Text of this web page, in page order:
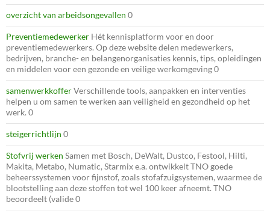
overzicht van arbeidsongevallen 0
Preventiemedewerker Hét kennisplatform voor en door
preventiemedewerkers. Op deze website delen medewerkers,
bedrijven, branche- en belangenorganisaties kennis, tips, opleidingen
en middelen voor een gezonde en veilige werkomgeving 0
samenwerkkofferVerschillende tools, aanpakken en interventies
helpen u om samen te werken aan veiligheid en gezondheid op het
werk. 0
steigerrichtlijn 0
Stofvrij werken Samen met Bosch, DeWalt, Dustco, Festool, Hilti,
Makita, Metabo, Numatic, Starmix e.a. ontwikkelt TNO goede
beheerssystemen voor fijnstof, zoals stofafzuigsystemen, waarmee de
blootstelling aan deze stoffen tot wel 100 keer afneemt. TNO
beoordeelt (valide 0